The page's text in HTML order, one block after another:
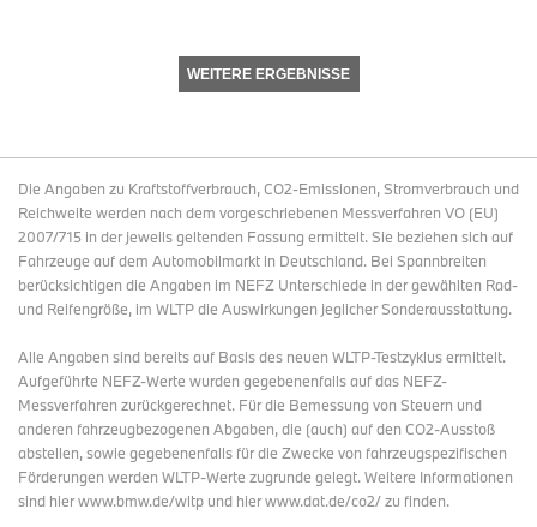
WEITERE ERGEBNISSE
Die Angaben zu Kraftstoffverbrauch, CO2-Emissionen, Stromverbrauch und
Reichweite werden nach dem vorgeschriebenen Messverfahren VO (EU)
2007/715 in der jeweils geltenden Fassung ermittelt. Sie beziehen sich auf
Fahrzeuge auf dem Automobilmarkt in Deutschland. Bei Spannbreiten
berücksichtigen die Angaben im NEFZ Unterschiede in der gewählten Rad-
und Reifengröße, im WLTP die Auswirkungen jeglicher Sonderausstattung.
Alle Angaben sind bereits auf Basis des neuen WLTP-Testzyklus ermittelt.
Aufgeführte NEFZ-Werte wurden gegebenenfalls auf das NEFZ-
Messverfahren zurückgerechnet. Für die Bemessung von Steuern und
anderen fahrzeugbezogenen Abgaben, die (auch) auf den CO2-Ausstoß
abstellen, sowie gegebenenfalls für die Zwecke von fahrzeugspezifischen
Förderungen werden WLTP-Werte zugrunde gelegt. Weitere Informationen
sind hier www.bmw.de/wltp und hier www.dat.de/co2/ zu finden.